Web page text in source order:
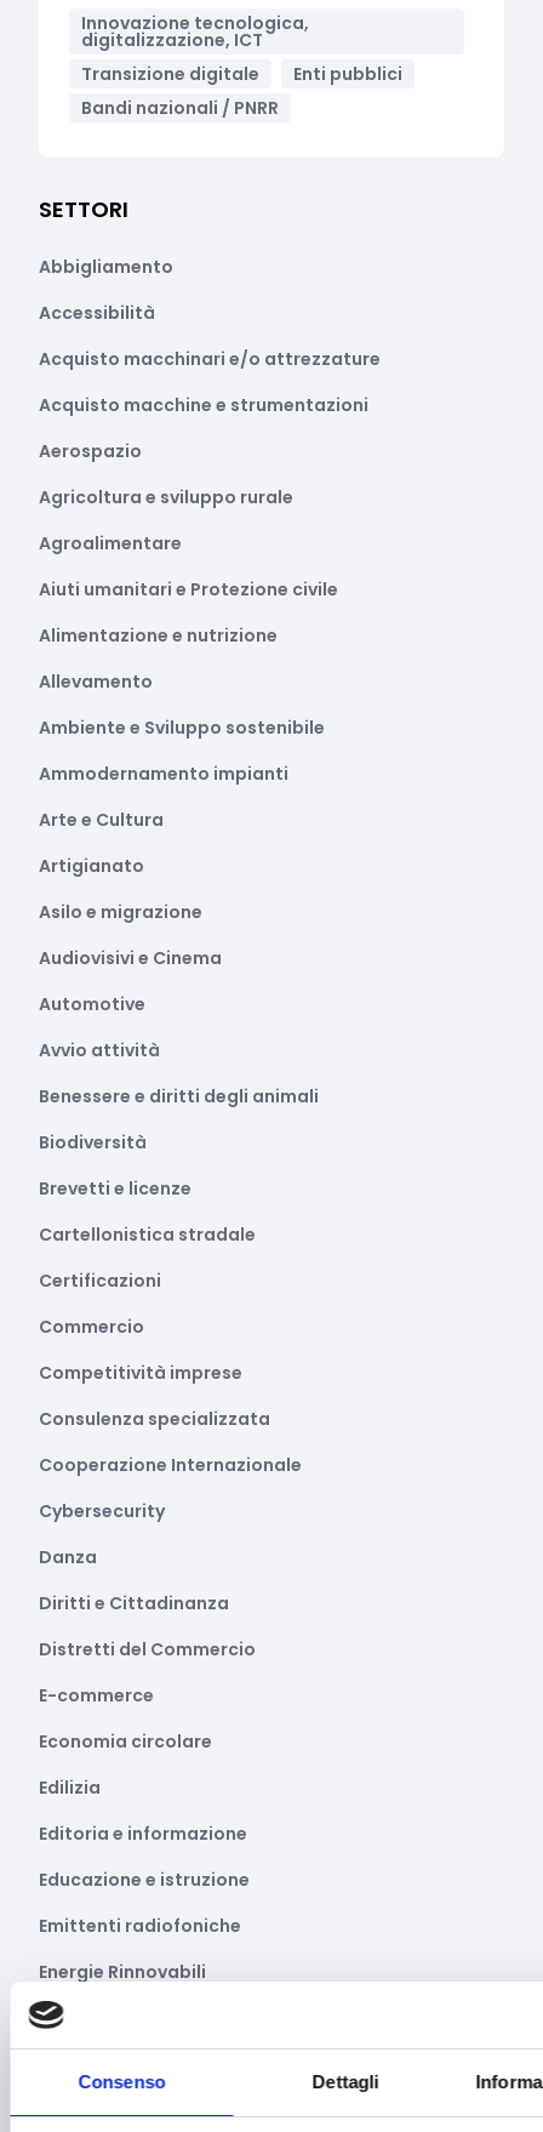
Consenso Dettagli
Innovazione tecnologica,
digitalizzazione, ICT
Transizione digitale
Enti pubblici
Bandi nazionali / PNRR
SETTORI
Abbigliamento
Accessibilità
Acquisto macchinari e/o attrezzature
Acquisto macchine e strumentazioni
Aerospazio
Agricoltura e sviluppo rurale
Agroalimentare
Aiuti umanitari e Protezione civile
Alimentazione e nutrizione
Allevamento
Ambiente e Sviluppo sostenibile
Ammodernamento impianti
Arte e Cultura
Artigianato
Asilo e migrazione
Audiovisivi e Cinema
Automotive
Avvio attività
Benessere e diritti degli animali
Biodiversità
Brevetti e licenze
Cartellonistica stradale
Certificazioni
Commercio
Competitività imprese
Consulenza specializzata
Cooperazione Internazionale
Cybersecurity
Danza
Diritti e Cittadinanza
Distretti del Commercio
E-commerce
Economia circolare
Edilizia
Editoria e informazione
Educazione e istruzione
Emittenti radiofoniche
Energie Rinnovabili
Farmaceutico
Fashion